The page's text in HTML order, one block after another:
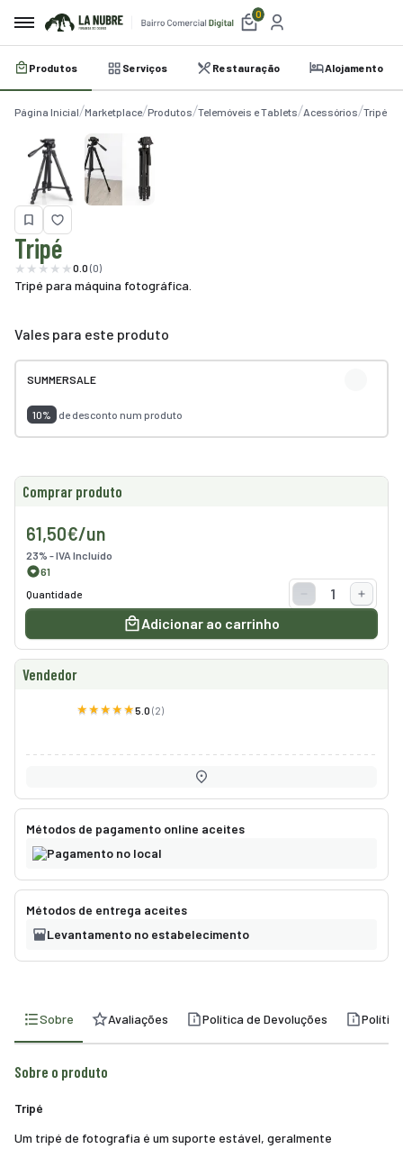
0
Produtos Serviços Restauração Alojamento
Página Inicial Marketplace Produtos Telemóveis e Tablets Acessórios Tripé
Tripé
0.0 (0)
Tripé para máquina fotográfica.
Vales para este produto
SUMMERSALE
10% de desconto num produto
Comprar produto
61,50€/un
23% - IVA Incluído
61
Quantidade
Adicionar ao carrinho
Vendedor
5.0 (2)
Métodos de pagamento online aceites
Pagamento no local
Métodos de entrega aceites
Levantamento no estabelecimento
Sobre Avaliações Política de Devoluções
Sobre o produto
Tripé
Um tripé de fotografia é um suporte estável, geralmente